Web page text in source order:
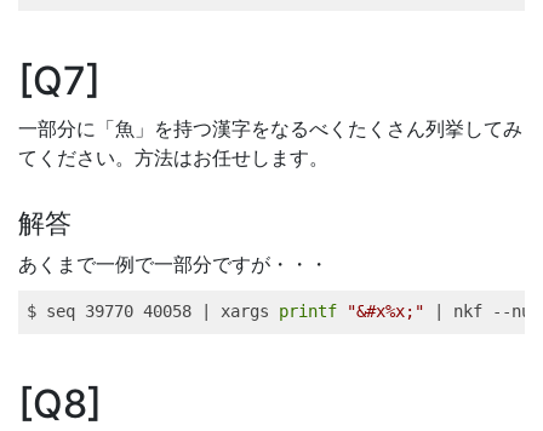
Q7
一部分に「魚」を持つ漢字をなるべくたくさん列挙してみ
てください。方法はお任せします。
解答
あくまで一例で一部分ですが・・・
$ seq 39770 40058 xargs printf "&#x%x;" nkf --
Q8